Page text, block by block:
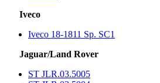
Iveco
Iveco 18-1811 Sp. SC1
Jaguar/Land Rover
ST JLR.03.5005